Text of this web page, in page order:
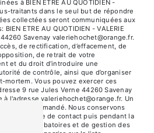
à BIEN ETRE AU QUOTIDIEN -
traitants dans le seul but de répondre
collectées seront communiquées aux
ETRE AU QUOTIDIEN - VALERIE
Savenay valeriehochet@orange.fr.
de rectification, d’effacement, de
de retrait de votre
et du droit d’introduire une
de contrôle, ainsi que d’organiser
mortem. Vous pouvez exercer ces
9 rue Jules Verne 44260 Savenay
l'adresse valeriehochet@orange.fr. Un
être demandé. Nous conservons
de prise de contact puis pendant la
aux fins probatoires et de gestion des